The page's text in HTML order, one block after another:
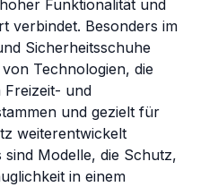
Funktionalität und
verbindet. Besonders im
Sicherheitsschuhe
Technologien, die
Freizeit- und
und gezielt für
weiterentwickelt
Modelle, die Schutz,
in einem